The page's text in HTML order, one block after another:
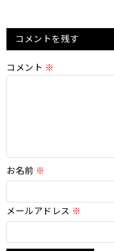
コメントを残す
コメント ※
お名前 ※
メールアドレス ※